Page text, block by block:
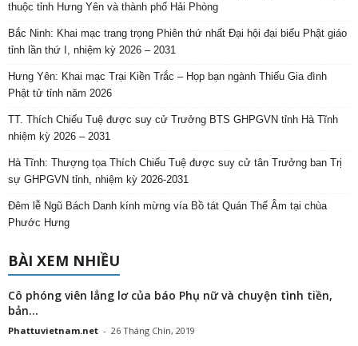
thuộc tỉnh Hưng Yên và thành phố Hải Phòng
Bắc Ninh: Khai mạc trang trọng Phiên thứ nhất Đại hội đại biểu Phật giáo
tỉnh lần thứ I, nhiệm kỳ 2026 – 2031
Hưng Yên: Khai mạc Trại Kiền Trắc – Họp bạn ngành Thiếu Gia đình
Phật tử tỉnh năm 2026
TT. Thích Chiếu Tuệ được suy cử Trưởng BTS GHPGVN tỉnh Hà Tĩnh
nhiệm kỳ 2026 – 2031
Hà Tĩnh: Thượng tọa Thích Chiếu Tuệ được suy cử tân Trưởng ban Trị
sự GHPGVN tỉnh, nhiệm kỳ 2026-2031
Đêm lễ Ngũ Bách Danh kính mừng vía Bồ tát Quán Thế Âm tại chùa
Phước Hưng
BÀI XEM NHIỀU
Cô phóng viên lẳng lơ của báo Phụ nữ và chuyện tình tiền,
bản...
Phattuvietnam.net - 26 Tháng Chín, 2019